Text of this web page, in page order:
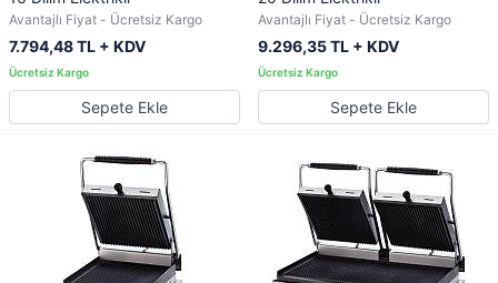
Avantajlı Fiyat - Ücretsiz Kargo
7.794,48 TL + KDV
Sepete Ekle
Avantajlı Fiyat - Ücretsiz Kargo
9.296,35 TL + KDV
Sepete Ekle